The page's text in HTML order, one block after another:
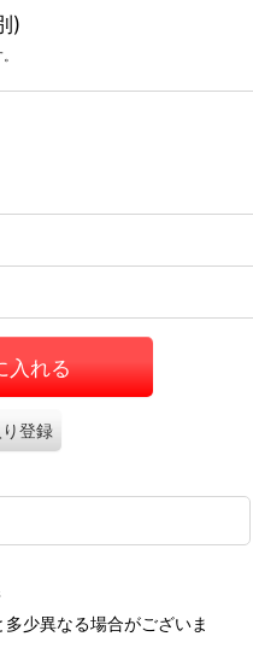
)
入れる
登録
少異なる場合がございま